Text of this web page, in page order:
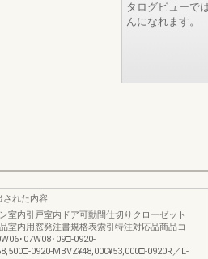
タログビューで
んになれます。
された内容
室内引戸室内ドア可動間仕切りクローゼット
室内用窓発注書規格表索引特注対応品商品コ
･07W08･09□-0920-
0920-MBVZ¥48,000¥53,000□-0920R／L-